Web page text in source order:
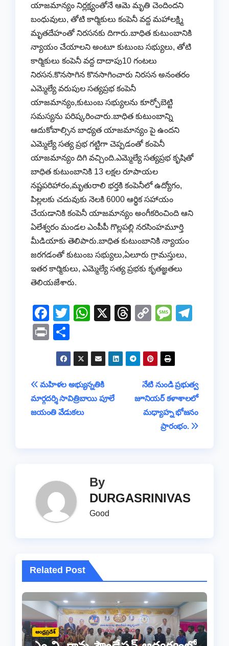
యాజమాన్యం నిర్లక్ష్యంతోనే ఆమె మృతి చెందిందని
బంధువులు, తోటి కార్మికులు కంపెనీ వద్ద మహాలక్ష్మి
మృతదేహంతో నిరసనకు దిగారు.బాధిత కుటుంబానికి
న్యాయం చేయాలని అంటూ కుటుంబ సభ్యులు, తోటి
కార్మికులు కంపెనీ వద్ద దాదాపు10 గంటలు
నిరసన.కొనసాగిన కొనసాగించారు నిరసన అనంతరం
ఎమ్మెల్యే వరుపుల సత్యప్రభ కంపెనీ
యాజమాన్యం,కుటుంబ సభ్యులను కూర్చోబెట్టి
సమస్యను పరిష్కరించారు.బాధిత కుటుంబాన్ని
ఆదుకోవాల్సిన బాధ్యత యాజమాన్యం పై ఉందని
ఎమ్మెల్యే సత్య ప్రభ గట్టిగా చెప్పడంతో కంపెనీ
యాజమాన్యం దిగి వచ్చింది.ఎమ్మెల్యే సత్యప్రభ కృషితో
బాధిత కుటుంబానికి 13 లక్షల రూపాయల
నష్టపరిహారం,మృతురాలి భర్తకి కంపెనీలో ఉద్యోగం,
పిల్లలకు చదువుకు నెలకి 6000 ఆర్థిక సహాయం
చేయడానికి కంపెనీ యాజమాన్యం అంగీకరించింది ఆని
ఏలేశ్వరం మండల ఎంపీపీ గొల్లపల్లి నరసింహమూర్తి
మీడియాకు తెలిపారు.బాధిత కుటుంబానికి న్యాయం
జరగడంతో కుటుంబ సభ్యులు,ఏలూరు గ్రామస్తులు,
ఇతర కార్మికులు, ఎమ్మెల్యే సత్య ప్రభకు కృతజ్ఞతలు
తెలియజేశారు.
F
a
c
e
b
o
o
T
er
W
s
A
p
X
T
a
s
C
y
Li
n
k
M
a
g
e
a
m
Pr
in h
ar
e
Post
navigation
నేటి నుండి ప్రభుత్వ
జూనియర్ కళాశాలలో
మధ్యాహ్న భోజనం
ప్రారంభం.
మహిళల అభ్యున్నతికి
మార్గదర్శి సావిత్రిబాయి పూలే
జయంతి వేడుకలు
By
DURGASRINIVAS
Good
Related Post
ఆంధ్రప్రదేశ్